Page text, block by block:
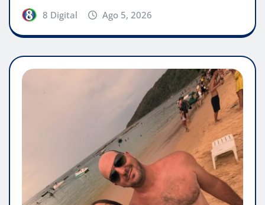
8 Digital Ago 5, 2026